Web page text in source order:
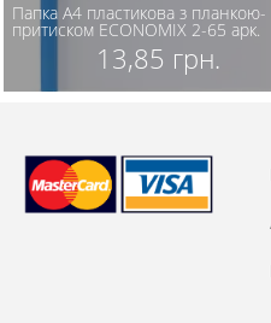
Папка А4 пластикова з планкою-
притиском ECONOMIX 2-65 арк.
13,85 грн.